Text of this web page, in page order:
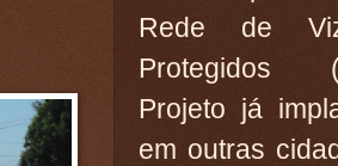
Rede de
Protegidos
Projeto já
em outras